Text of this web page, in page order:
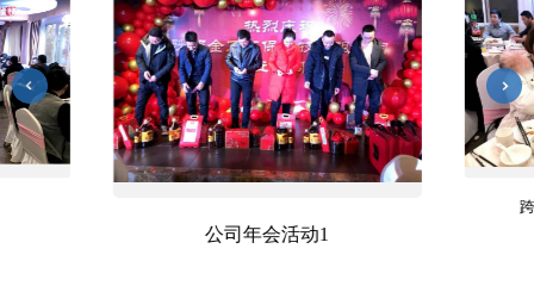
跨年宴！新年快乐！